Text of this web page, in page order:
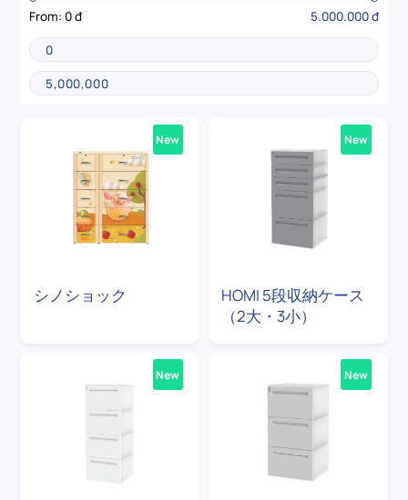
From: 0 đ 5.000.000 đ
シノショック
New
HOMI 5段収納ケース
（2大・3小）
New
New New